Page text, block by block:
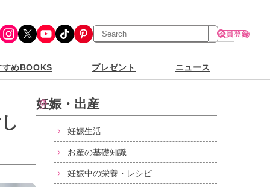
Instagram X YouTube TikTok Pinterest
検
索
会員登録
すめBOOKS プレゼント ニュース
妊娠・出産
妊娠生活
お産の基礎知識
妊娠中の栄養・レシピ